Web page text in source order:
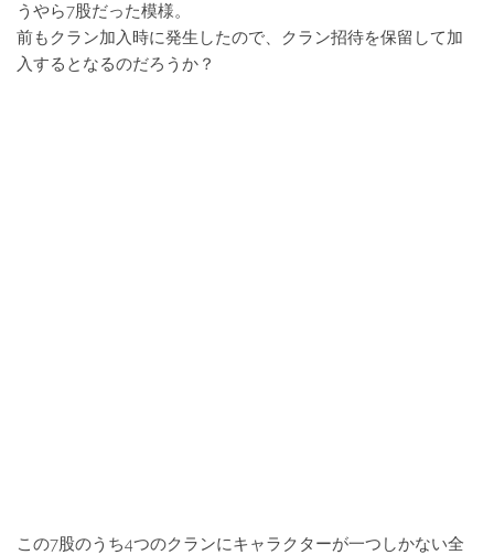
うやら7股だった模様。
前もクラン加入時に発生したので、クラン招待を保留して加
入するとなるのだろうか？
この7股のうち4つのクランにキャラクターが一つしかない全